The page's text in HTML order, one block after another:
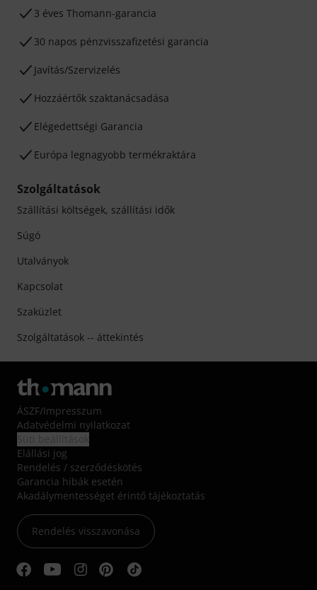
3 éves Thomann-garancia
30 napos pénzvisszafizetési garancia
Javítás/Szervizelés
Hozzáértők szaktanácsadása
Elégedettségi Garancia
Európa legnagyobb termékraktára
Szolgáltatások
Szállítási költségek, szállítási idők
Súgó
Utalványok
Kapcsolat
Szaküzlet
Szolgáltatások -- áttekintés
ÁSZF/Impresszum
Adatvédelmi nyilatkozat
Elállási jog
Rendelés / szerződéskötés
Garancia hibák esetén
Akadálymentességet érintő tájékoztatás
Rendelés visszavonása